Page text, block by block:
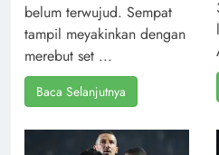
belum terwujud. Sempat
tampil meyakinkan dengan
merebut set ...
Baca Selanjutnya